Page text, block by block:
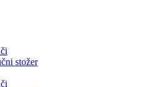
stožer